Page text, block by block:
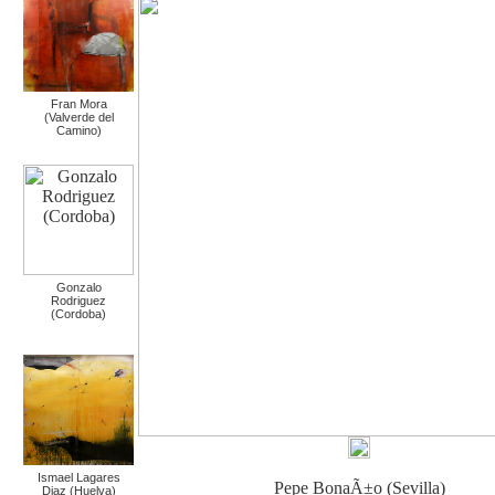
Fran Mora
(Valverde del
Camino)
Pepe BonaÃ±o (Sevilla)
Gonzalo
Rodriguez
(Cordoba)
Ismael Lagares
Diaz (Huelva)